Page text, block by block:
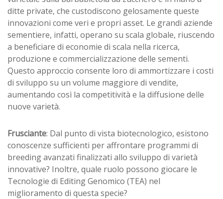
ditte private, che custodiscono gelosamente queste
innovazioni come veri e propri asset. Le grandi aziende
sementiere, infatti, operano su scala globale, riuscendo
a beneficiare di economie di scala nella ricerca,
produzione e commercializzazione delle sementi.
Questo approccio consente loro di ammortizzare i costi
di sviluppo su un volume maggiore di vendite,
aumentando così la competitività e la diffusione delle
nuove varietà.
Frusciante: Dal punto di vista biotecnologico, esistono
conoscenze sufficienti per affrontare programmi di
breeding avanzati finalizzati allo sviluppo di varietà
innovative? Inoltre, quale ruolo possono giocare le
Tecnologie di Editing Genomico (TEA) nel
miglioramento di questa specie?